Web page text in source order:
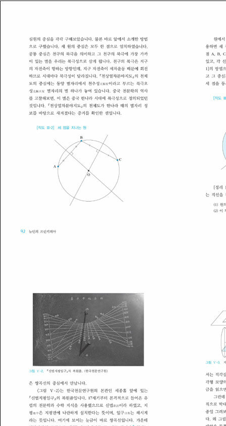
사이언스북스 《뉴턴의 프린키피아》 2015, 동아시아 《우주의 측량》
2017, 동아시아